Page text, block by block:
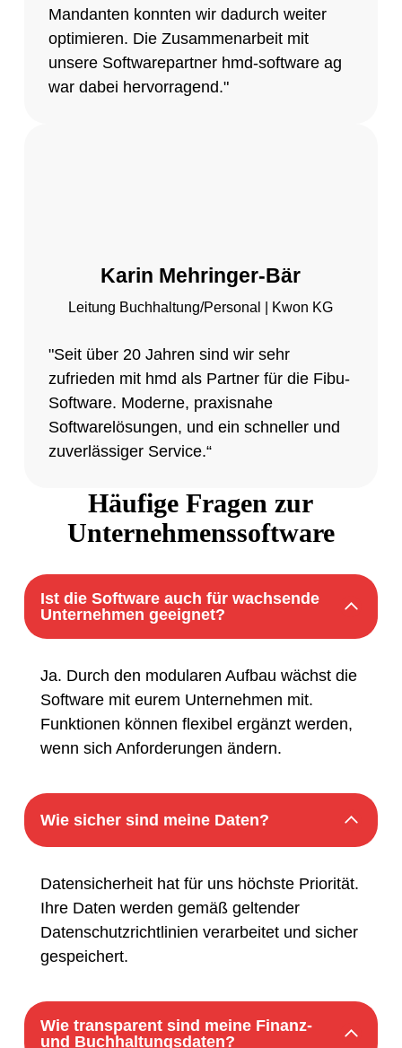
Mandanten konnten wir dadurch weiter
optimieren. Die Zusammenarbeit mit
unsere Softwarepartner hmd-software ag
war dabei hervorragend."
Karin Mehringer-Bär
Leitung Buchhaltung/Personal | Kwon KG
"Seit über 20 Jahren sind wir sehr
zufrieden mit hmd als Partner für die Fibu-
Software. Moderne, praxisnahe
Softwarelösungen, und ein schneller und
zuverlässiger Service.“
Häufige Fragen zur
Unternehmenssoftware
Ist die Software auch für wachsende
Unternehmen geeignet?
Ja. Durch den modularen Aufbau wächst die
Software mit eurem Unternehmen mit.
Funktionen können flexibel ergänzt werden,
wenn sich Anforderungen ändern.
Wie sicher sind meine Daten?
Datensicherheit hat für uns höchste Priorität.
Ihre Daten werden gemäß geltender
Datenschutzrichtlinien verarbeitet und sicher
gespeichert.
Wie transparent sind meine Finanz-
und Buchhaltungsdaten?